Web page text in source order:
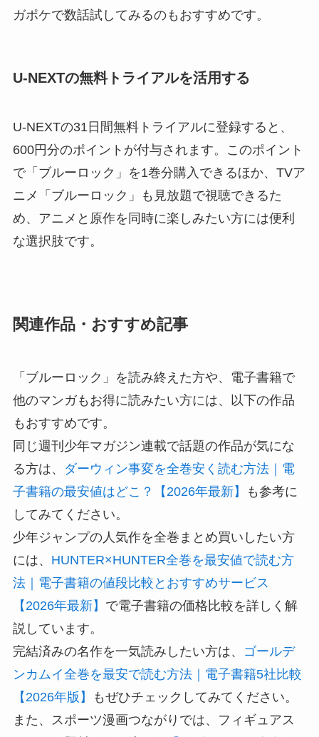
ガポケで数話試してみるのもおすすめです。
U-NEXTの無料トライアルを活用する
U-NEXTの31日間無料トライアルに登録すると、
600円分のポイントが付与されます。このポイント
で「ブルーロック」を1巻分購入できるほか、TVア
ニメ「ブルーロック」も見放題で視聴できるた
め、アニメと原作を同時に楽しみたい方には便利
な選択肢です。
関連作品・おすすめ記事
「ブルーロック」を読み終えた方や、電子書籍で
他のマンガもお得に読みたい方には、以下の作品
もおすすめです。
同じ週刊少年マガジン連載で話題の作品が気にな
る方は、
ダーウィン事変を全巻安く読む方法｜電
子書籍の最安値はどこ？【2026年最新】
も参考に
してみてください。
少年ジャンプの人気作を全巻まとめ買いしたい方
には、 HUNTER×HUNTER全巻を最安値で読む方
法｜電子書籍の値段比較とおすすめサービス
【2026年最新】 で電子書籍の価格比較を詳しく解
説しています。
完結済みの名作を一気読みしたい方は、
ゴールデ
ンカムイ全巻を最安で読む方法｜電子書籍5社比較
【2026年版】
もぜひチェックしてみてください。
また、スポーツ漫画つながりでは、フィギュアス